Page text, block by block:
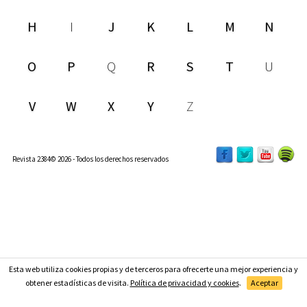
Esta web utiliza cookies propias y de terceros para ofrecerte una mejor experiencia y
obtener estadísticas de visita. Política de privacidad y cookies. Aceptar
H I J K L M N
O P Q R S T U
V W X Y Z
Revista 2384© 2026 - Todos los derechos reservados
Suscríbete